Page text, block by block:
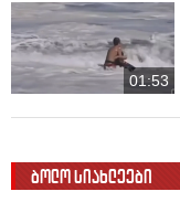
01:53
ბოლო სიახლეები